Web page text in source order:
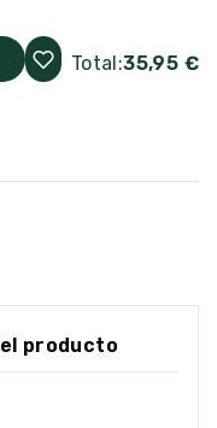
Total:35,95 €
producto